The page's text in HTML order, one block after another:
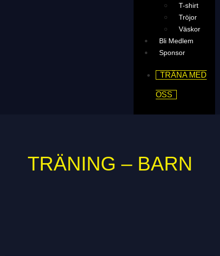
T-shirt
Tröjor
Väskor
Bli Medlem
Sponsor
TRÄNA MED
OSS
TRÄNING – BARN